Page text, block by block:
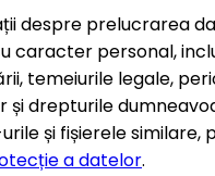
despre prelucrarea
caracter personal,
temeiurile legale,
și drepturile
și fișierele similare,
a datelor.